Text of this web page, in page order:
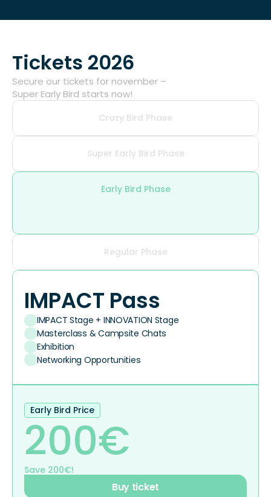
Tickets 2026
Secure our tickets for november –
Super Early Bird starts now!
Crazy Bird Phase
Super Early Bird Phase
Early Bird Phase
Regular Phase
IMPACT Pass
IMPACT Stage + INNOVATION Stage
Masterclass & Campsite Chats
Exhibition
Networking Opportunities
Early Bird Price
200€
Save 200€!
Buy ticket